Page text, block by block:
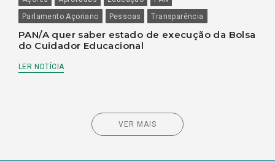
Parlamento Açoriano
Pessoas Transparência
PAN/A quer saber estado de execução da Bolsa
do Cuidador Educacional
LER NOTÍCIA
VER MAIS